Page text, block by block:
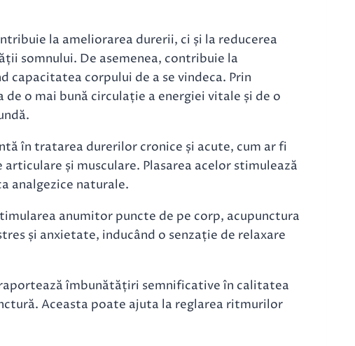
la ameliorarea durerii, ci și la reducerea
somnului. De asemenea, contribuie la
corpului de a se vindeca. Prin
o mai bună circulație a energiei vitale și de o
în tratarea durerilor cronice și acute, cum ar fi
și musculare. Plasarea acelor stimulează
analgezice naturale.
anumitor puncte de pe corp, acupunctura
și anxietate, inducând o senzație de relaxare
îmbunătățiri semnificative în calitatea
Aceasta poate ajuta la reglarea ritmurilor